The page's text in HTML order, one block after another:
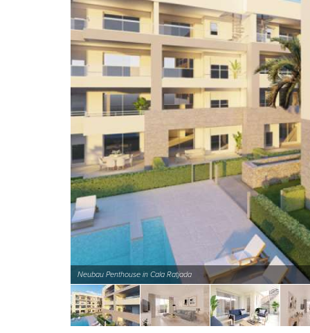
Neubau Penthouse in Cala Ratjada